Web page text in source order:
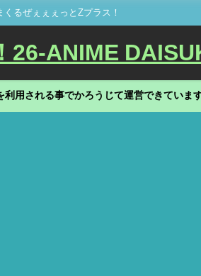
るぜぇぇぇっとZプラス！
ANIME
用される事でかろうじて運営できていま